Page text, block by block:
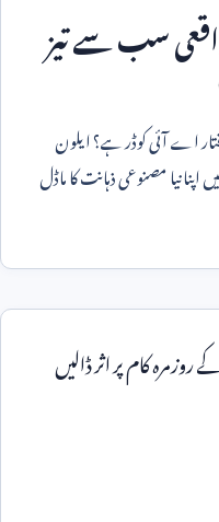
سب سے تیز
واقعی سب سے تیز رفتار اے آئی کوڈر ہے؟ ایلون
نیا مصنوعی ذہانت کا ماڈل